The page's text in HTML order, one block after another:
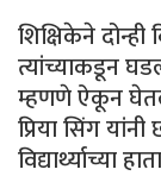
शिक्षिकेने दोन्ही
त्यांच्याकडून
म्हणणे ऐकून
प्रिया सिंग
विद्यार्थ्याच्या